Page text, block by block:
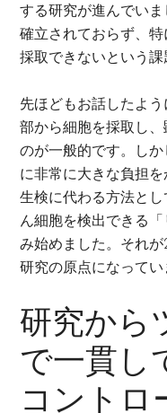
する研究が進んでい
確立されておらず、特
採取できないという課
先ほどもお話したよ
部から細胞を採取し
のが一般的です。し
に非常に大きな負担
生検に代わる方法と
ん細胞を検出できる
み始めました。それ
研究の原点になってい
研究から
で一貫し
コントロ